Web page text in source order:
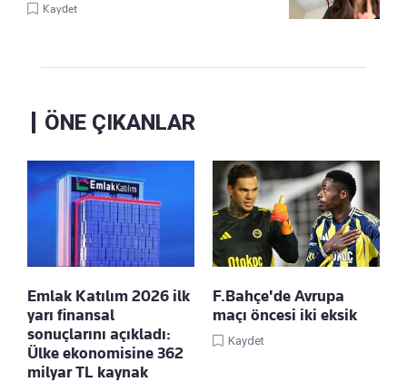
Kaydet
ÖNE ÇIKANLAR
Emlak Katılım 2026 ilk
yarı finansal
sonuçlarını açıkladı:
Ülke ekonomisine 362
milyar TL kaynak
F.Bahçe'de Avrupa
maçı öncesi iki eksik
Kaydet